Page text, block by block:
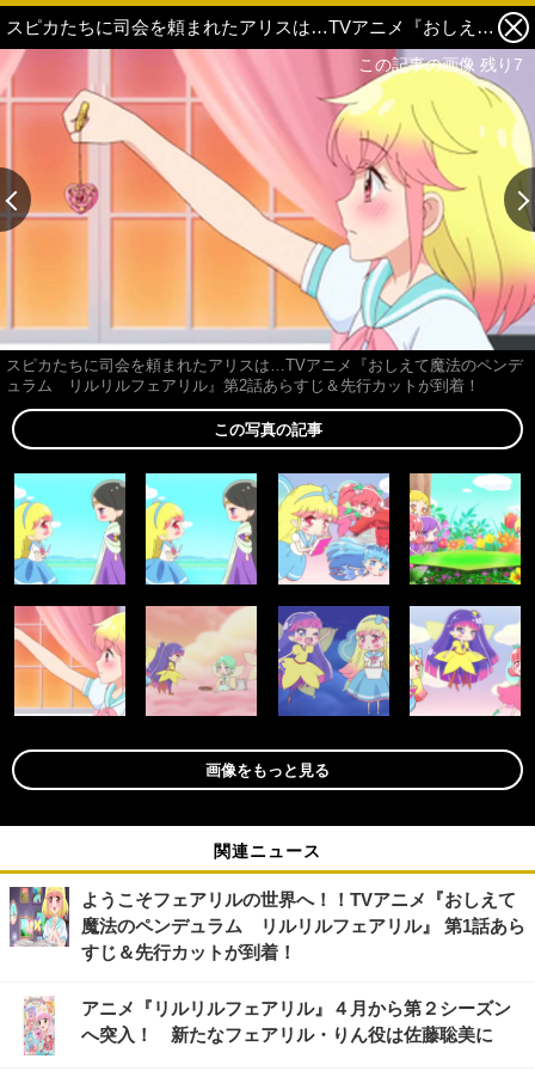
スピカたちに司会を頼まれたアリスは…TVアニメ『おしえて魔法のペンデュラム リルリルフェアリル』第2話あらすじ＆先行カットが到着！ 5枚目の写真・画像
スピカたちに司会を頼まれたアリスは…TVアニメ『おしえて魔法のペンデ
ュラム リルリルフェアリル』第2話あらすじ＆先行カットが到着！
この写真の記事
画像をもっと見る
関連ニュース
ようこそフェアリルの世界へ！！TVアニメ『おしえて
魔法のペンデュラム リルリルフェアリル』 第1話あら
すじ＆先行カットが到着！
アニメ『リルリルフェアリル』４月から第２シーズン
へ突入！ 新たなフェアリル・りん役は佐藤聡美に
この記事の画像 残り7